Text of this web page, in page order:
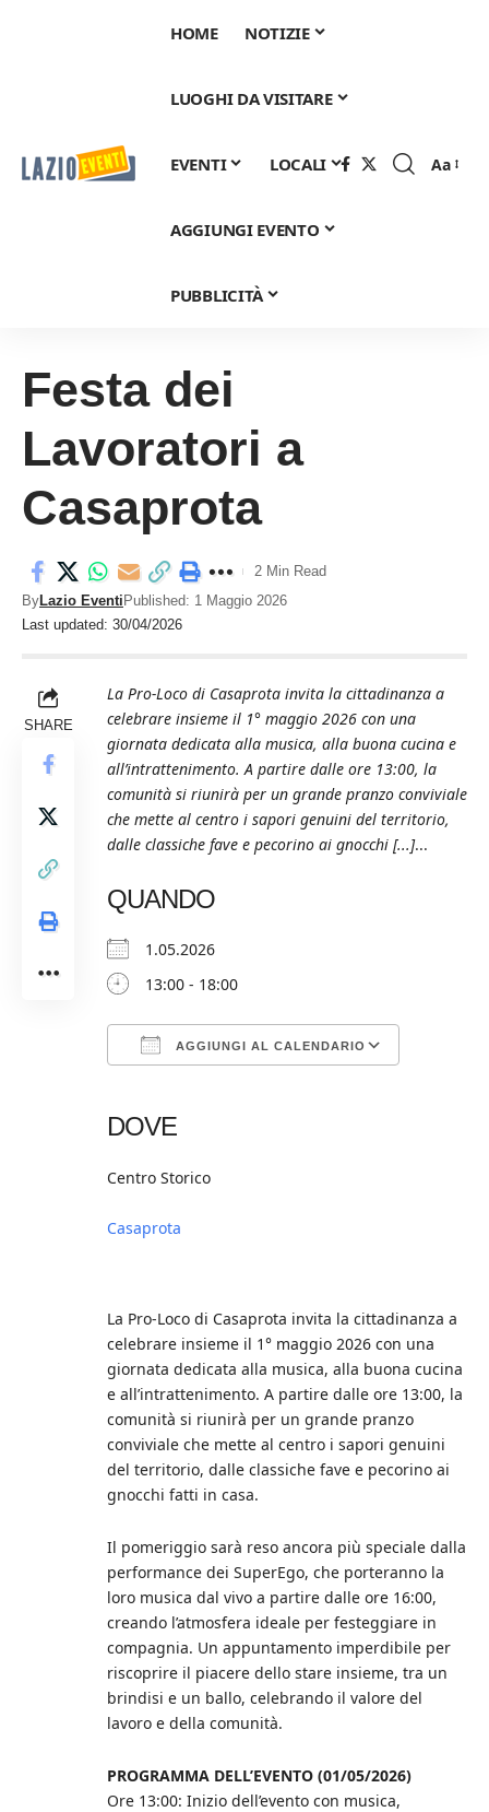
HOME NOTIZIE
LUOGHI DA VISITARE
EVENTI LOCALI
AGGIUNGI EVENTO
PUBBLICITÀ
Font
Aa
Festa dei
Lavoratori a
Casaprota
Last updated: 30/04/2026
ByLazio Eventi Published: 1 Maggio 2026
2 Min Read
SHARE
La Pro-Loco di Casaprota invita la cittadinanza a
celebrare insieme il 1° maggio 2026 con una
giornata dedicata alla musica, alla buona cucina e
all’intrattenimento. A partire dalle ore 13:00, la
comunità si riunirà per un grande pranzo conviviale
che mette al centro i sapori genuini del territorio,
dalle classiche fave e pecorino ai gnocchi [...]...
QUANDO
1.05.2026
13:00 - 18:00
AGGIUNGI AL CALENDARIO
DOVE
Centro Storico
Casaprota
La Pro-Loco di Casaprota invita la cittadinanza a
celebrare insieme il 1° maggio 2026 con una
giornata dedicata alla musica, alla buona cucina
e all’intrattenimento. A partire dalle ore 13:00, la
comunità si riunirà per un grande pranzo
conviviale che mette al centro i sapori genuini
del territorio, dalle classiche fave e pecorino ai
gnocchi fatti in casa.
Il pomeriggio sarà reso ancora più speciale dalla
performance dei SuperEgo, che porteranno la
loro musica dal vivo a partire dalle ore 16:00,
creando l’atmosfera ideale per festeggiare in
compagnia. Un appuntamento imperdibile per
riscoprire il piacere dello stare insieme, tra un
brindisi e un ballo, celebrando il valore del
lavoro e della comunità.
PROGRAMMA DELL’EVENTO (01/05/2026)
Ore 13:00: Inizio dell’evento con musica,